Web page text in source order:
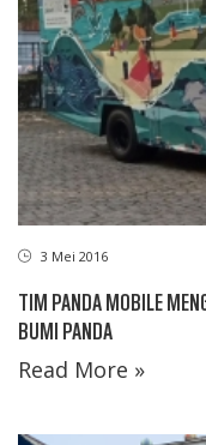
3 Mei 2016
TIM PANDA MOBILE
BUMI PANDA
Read More »